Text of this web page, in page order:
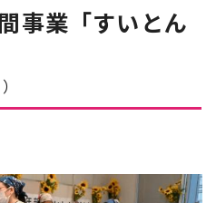
事業「すいとん